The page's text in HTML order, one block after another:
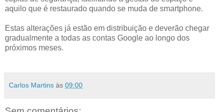
aquilo que é restaurado quando se muda de smartphone.
Estas alterações já estão em distribuição e deverão chegar
gradualmente a todas as contas Google ao longo dos
próximos meses.
Carlos Martins às 09:00